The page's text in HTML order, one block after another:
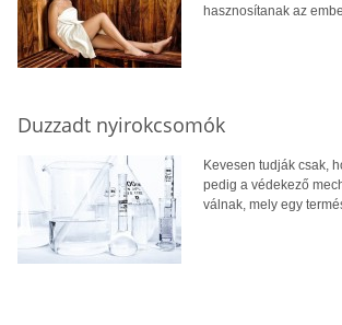
hasznosítanak az
Duzzadt nyirokcsomók
Kevesen tudják csak,
pedig a védekező
válnak, mely egy